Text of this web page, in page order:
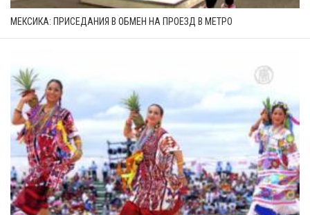
МЕКСИКА: ПРИСЕДАНИЯ В ОБМЕН НА ПРОЕЗД В МЕТРО